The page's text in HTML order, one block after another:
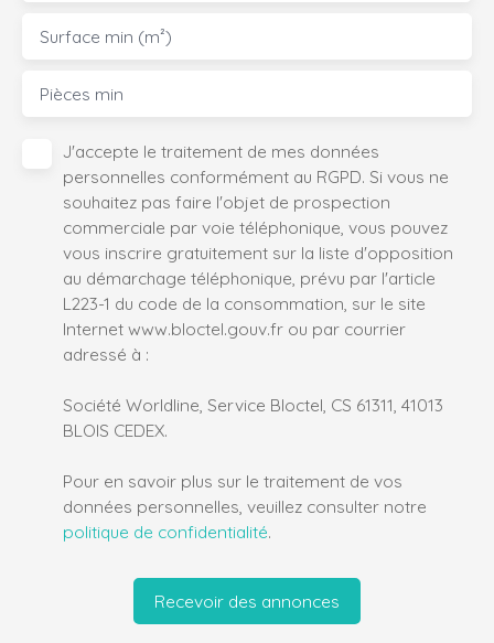
Surface min (m²)
Pièces min
J'accepte le traitement de mes données
personnelles conformément au RGPD. Si vous ne
souhaitez pas faire l'objet de prospection
commerciale par voie téléphonique, vous pouvez
vous inscrire gratuitement sur la liste d'opposition
au démarchage téléphonique, prévu par l'article
L223-1 du code de la consommation, sur le site
Internet www.bloctel.gouv.fr ou par courrier
adressé à :
Société Worldline, Service Bloctel, CS 61311, 41013
BLOIS CEDEX.
Pour en savoir plus sur le traitement de vos
données personnelles, veuillez consulter notre
politique de confidentialité.
Recevoir des annonces